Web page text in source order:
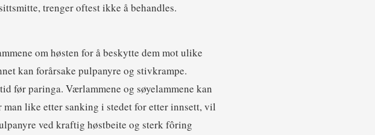
trenger oftest ikke å behandles.
om høsten for å beskytte dem mot ulike
kan forårsake pulpanyre og stivkrampe.
før paringa. Værlammene og søyelammene kan
like etter sanking i stedet for etter innsett, vil
ved kraftig høstbeite og sterk fôring